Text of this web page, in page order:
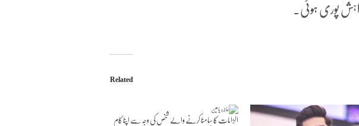
پوری ہوئی۔
Related
الزامات کا سامنا کرنے والے شخص کی وجہ سے اپنا کام